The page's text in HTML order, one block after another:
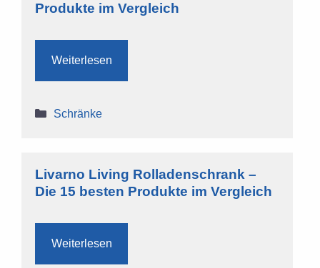
Produkte im Vergleich
Weiterlesen
Kategorien
Schränke
Livarno Living Rolladenschrank –
Die 15 besten Produkte im Vergleich
Weiterlesen